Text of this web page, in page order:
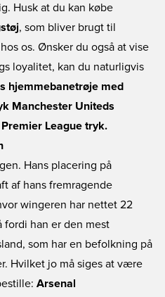
Husk at du kan købe
, som bliver brugt til
os. Ønsker du også at vise
loyalitet, kan du naturligvis
hjemmebanetrøje med
Manchester Uniteds
League tryk.
Hans placering på
af hans fremragende
wingeren har nettet 22
fordi han er den mest
som har en befolkning på
Hvilket jo må siges at være
Arsenal